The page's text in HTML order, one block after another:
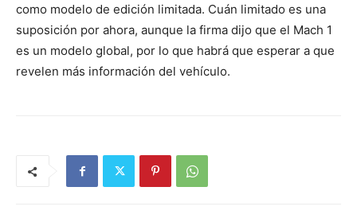
como modelo de edición limitada. Cuán limitado es una
suposición por ahora, aunque la firma dijo que el Mach 1
es un modelo global, por lo que habrá que esperar a que
revelen más información del vehículo.